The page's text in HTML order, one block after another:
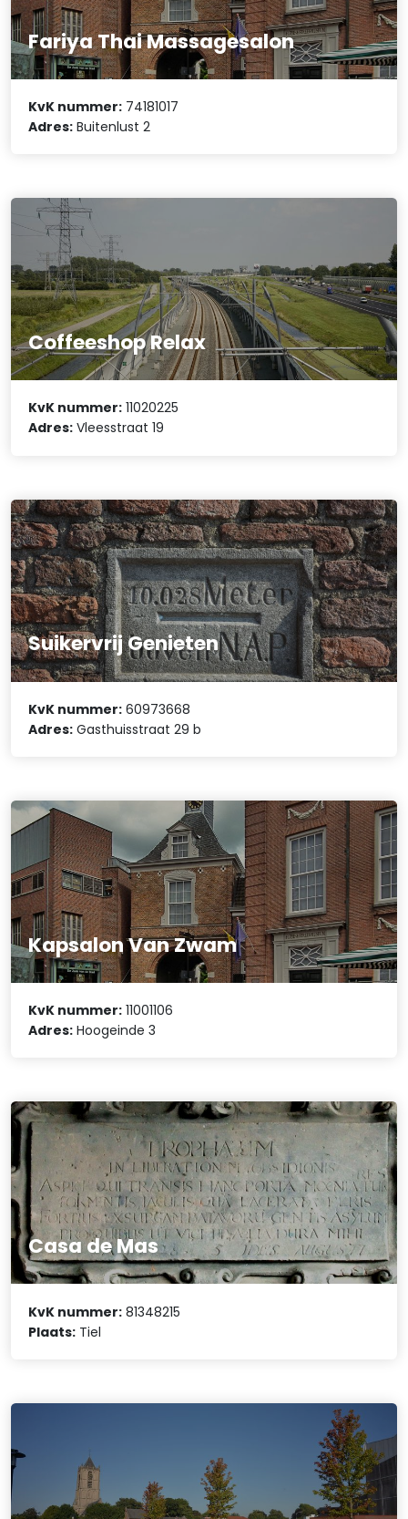
Fariya Thai Massagesalon
KvK nummer: 74181017
Adres: Buitenlust 2
Coffeeshop Relax
KvK nummer: 11020225
Adres: Vleesstraat 19
Suikervrij Genieten
KvK nummer: 60973668
Adres: Gasthuisstraat 29 b
Kapsalon Van Zwam
KvK nummer: 11001106
Adres: Hoogeinde 3
Casa de Mas
KvK nummer: 81348215
Plaats: Tiel